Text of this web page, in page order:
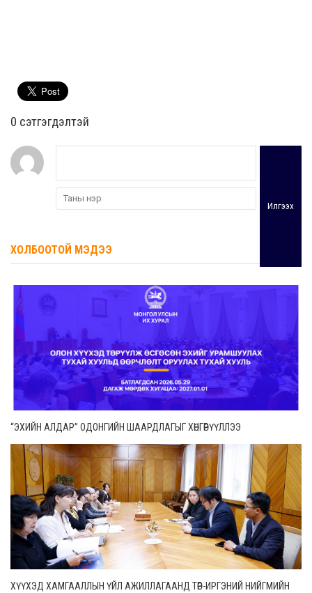
0 cэтгэгдэлтэй
Илгээх
ХОЛБООТОЙ МЭДЭЭ
“ЭХИЙН АЛДАР” ОДОНГИЙН ШААРДЛАГЫГ ХӨНГӨРҮҮЛЛЭЭ
ХҮҮХЭД ХАМГААЛЛЫН ҮЙЛ АЖИЛЛАГААНД ТӨР-ИРГЭНИЙ НИЙГМИЙН